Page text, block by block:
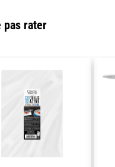
pas rater